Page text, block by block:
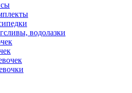
водолазки